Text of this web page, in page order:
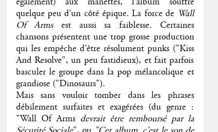
quelque peu d’un côté épique. La force de Wall
Of Armsest aussi sa faiblesse. Certaines
chansons présentent une trop grosse production
qui les empêche d’être résolument punks ("Kiss
And Resolve", un peu fastidieux), et fait parfois
basculer le groupe dans la pop mélancolique et
grandiose ("Dinosaurs").
Mais sans vouloir tomber dans les phrases
débilement surfaites et exagérées (du genre :
"Wall Of Armsdevrait être remboursé par la